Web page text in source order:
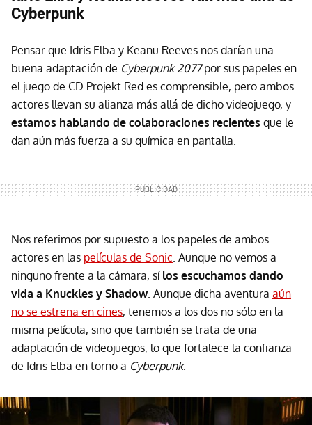
Cyberpunk
Pensar que Idris Elba y Keanu Reeves nos darían una
buena adaptación de Cyberpunk 2077por sus papeles en
el juego de CD Projekt Red es comprensible, pero ambos
actores llevan su alianza más allá de dicho videojuego, y
estamos hablando de colaboraciones recientes que le
dan aún más fuerza a su química en pantalla.
Nos referimos por supuesto a los papeles de ambos
actores en las películas de Sonic. Aunque no vemos a
ninguno frente a la cámara, sílos escuchamos dando
vida a Knuckles y Shadow. Aunque dicha aventura aún
no se estrena en cines, tenemos a los dos no sólo en la
misma película, sino que también se trata de una
adaptación de videojuegos, lo que fortalece la confianza
de Idris Elba en torno a Cyberpunk.